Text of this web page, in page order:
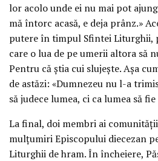
lor acolo unde ei nu mai pot
mă întorc acasă, e deja prânz.»
putere în timpul Sfintei Liturghii,
care o lua de pe umerii altora să
Pentru că știa cui slujește. Așa
de astăzi: «Dumnezeu nu l-a
să judece lumea, ci ca lumea să
La final, doi membri ai
mulțumiri Episcopului diecezan
Liturghii de hram. În încheiere,